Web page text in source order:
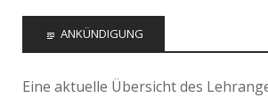
ANKÜNDIGUNG
Eine aktuelle Übersicht des